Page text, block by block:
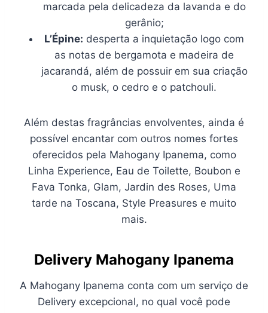
marcada pela delicadeza da lavanda e do
gerânio;
L’Épine: desperta a inquietação logo com
as notas de bergamota e madeira de
jacarandá, além de possuir em sua criação
o musk, o cedro e o patchouli.
Além destas fragrâncias envolventes, ainda é
possível encantar com outros nomes fortes
oferecidos pela Mahogany Ipanema, como
Linha Experience, Eau de Toilette, Boubon e
Fava Tonka, Glam, Jardin des Roses, Uma
tarde na Toscana, Style Preasures e muito
mais.
Delivery Mahogany Ipanema
A Mahogany Ipanema conta com um serviço de
Delivery excepcional, no qual você pode